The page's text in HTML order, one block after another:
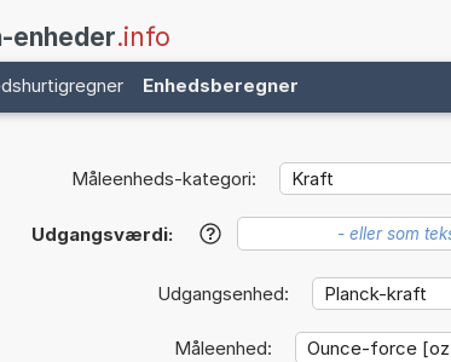
enheder.info
Enhedsberegner
Måleenheds-kategori:
Udgangsværdi: ?
Udgangsenhed:
Måleenhed: